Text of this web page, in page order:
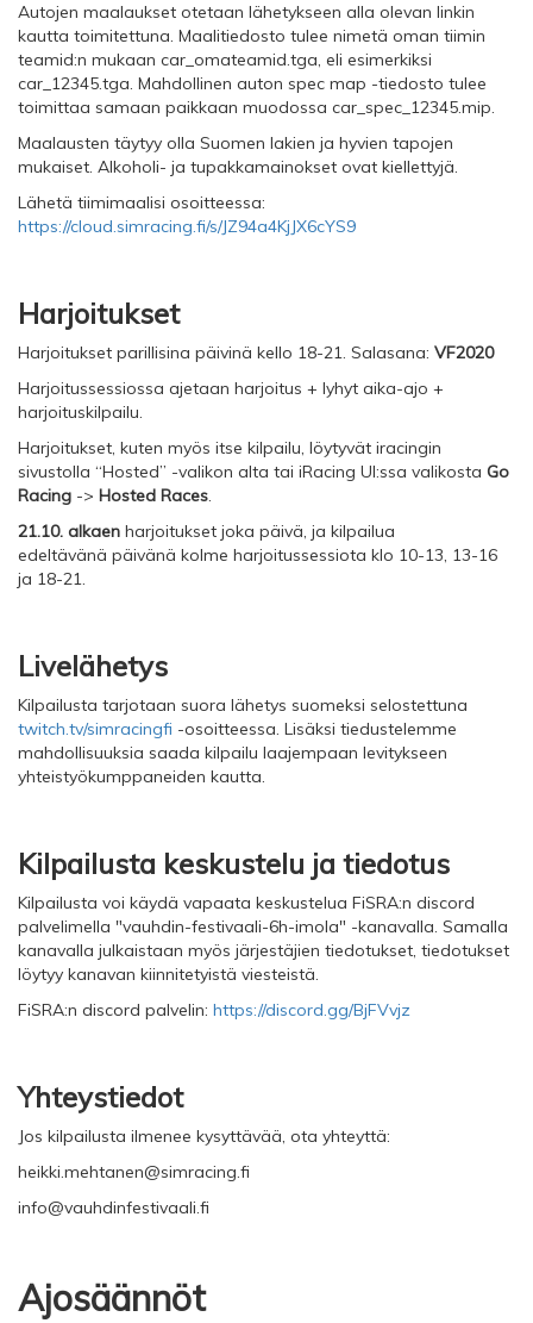
Autojen maalaukset otetaan lähetykseen alla olevan linkin
kautta toimitettuna. Maalitiedosto tulee nimetä oman tiimin
teamid:n mukaan car_omateamid.tga, eli esimerkiksi
car_12345.tga. Mahdollinen auton spec map -tiedosto tulee
toimittaa samaan paikkaan muodossa car_spec_12345.mip.
Maalausten täytyy olla Suomen lakien ja hyvien tapojen
mukaiset. Alkoholi- ja tupakkamainokset ovat kiellettyjä.
Lähetä tiimimaalisi osoitteessa:
https://cloud.simracing.fi/s/JZ94a4KjJX6cYS9
Harjoitukset
Harjoitukset parillisina päivinä kello 18-21. Salasana: VF2020
Harjoitussessiossa ajetaan harjoitus + lyhyt aika-ajo +
harjoituskilpailu.
Harjoitukset, kuten myös itse kilpailu, löytyvät iracingin
sivustolla “Hosted” -valikon alta tai iRacing UI:ssa valikosta Go
Racing -> Hosted Races.
21.10. alkaen harjoitukset joka päivä, ja kilpailua
edeltävänä päivänä kolme harjoitussessiota klo 10-13, 13-16
ja 18-21.
Livelähetys
Kilpailusta tarjotaan suora lähetys suomeksi selostettuna
twitch.tv/simracingfi -osoitteessa. Lisäksi tiedustelemme
mahdollisuuksia saada kilpailu laajempaan levitykseen
yhteistyökumppaneiden kautta.
Kilpailusta keskustelu ja tiedotus
Kilpailusta voi käydä vapaata keskustelua FiSRA:n discord
palvelimella "vauhdin-festivaali-6h-imola" -kanavalla. Samalla
kanavalla julkaistaan myös järjestäjien tiedotukset, tiedotukset
löytyy kanavan kiinnitetyistä viesteistä.
FiSRA:n discord palvelin: https://discord.gg/BjFVvjz
Yhteystiedot
Jos kilpailusta ilmenee kysyttävää, ota yhteyttä:
heikki.mehtanen@simracing.fi
info@vauhdinfestivaali.fi
Ajosäännöt